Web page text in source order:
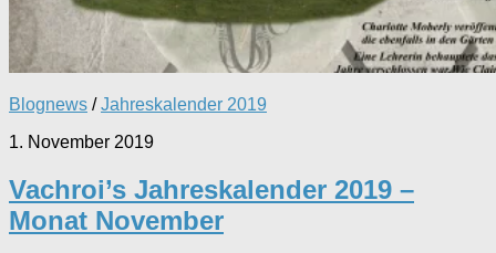
Blognews /Jahreskalender 2019
1. November 2019
Vachroi’s Jahreskalender 2019 –
Monat November